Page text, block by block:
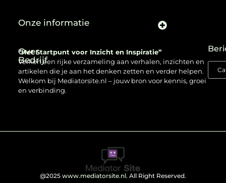
Over
Bedrijf
“Het Startpunt voor Inzicht en Inspiratie”
Verken een rijke verzameling aan verhalen, inzichten en
artikelen die je aan het denken zetten en verder helpen.
Welkom bij Mediatorsite.nl – jouw bron voor kennis, groei
en verbinding.
Onze informatie
@2025 www.mediatorsite.nl. All Right Reserved.